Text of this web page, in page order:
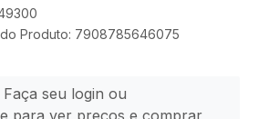
Produto: 7908785646075
Faça seu login ou
para ver preços e comprar